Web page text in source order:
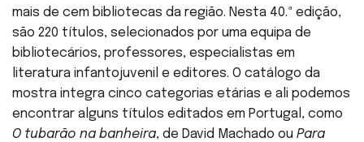
mais de cem bibliotecas da região. Nesta 40.ª edição,
são 220 títulos, selecionados por uma equipa de
bibliotecários, professores, especialistas em
literatura infantojuvenil e editores. O catálogo da
mostra integra cinco categorias etárias e ali podemos
encontrar alguns títulos editados em Portugal, como
O tubarão na banheira, de David Machado ou Para